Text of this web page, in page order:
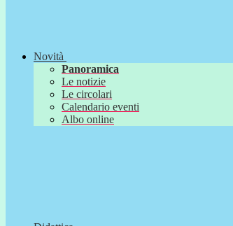
Novità
Panoramica
Le notizie
Le circolari
Calendario eventi
Albo online